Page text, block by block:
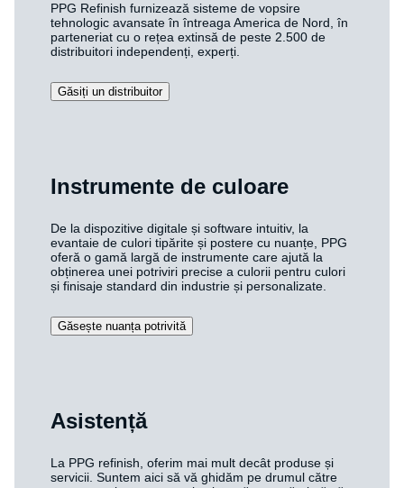
PPG Refinish furnizează sisteme de vopsire
tehnologic avansate în întreaga America de Nord, în
parteneriat cu o rețea extinsă de peste 2.500 de
distribuitori independenți, experți.
Găsiți un distribuitor
Instrumente de culoare
De la dispozitive digitale și software intuitiv, la
evantaie de culori tipărite și postere cu nuanțe, PPG
oferă o gamă largă de instrumente care ajută la
obținerea unei potriviri precise a culorii pentru culori
și finisaje standard din industrie și personalizate.
Găsește nuanța potrivită
Asistență
La PPG refinish, oferim mai mult decât produse și
servicii. Suntem aici să vă ghidăm pe drumul către